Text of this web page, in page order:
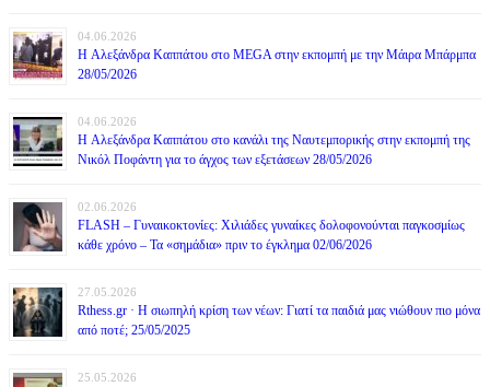
04.06.2026
H Αλεξάνδρα Καππάτου στο MEGA στην εκπομπή με την Μάιρα Mπάρμπα
28/05/2026
04.06.2026
H Αλεξάνδρα Καππάτου στο κανάλι της Ναυτεμπορικής στην εκπομπή της
Νικόλ Ποφάντη για το άγχος των εξετάσεων 28/05/2026
02.06.2026
FLASH – Γυναικοκτονίες: Χιλιάδες γυναίκες δολοφονούνται παγκοσμίως
κάθε χρόνο – Τα «σημάδια» πριν το έγκλημα 02/06/2026
27.05.2026
Rthess.gr · Η σιωπηλή κρίση των νέων: Γιατί τα παιδιά μας νιώθουν πιο μόνα
από ποτέ; 25/05/2025
25.05.2026